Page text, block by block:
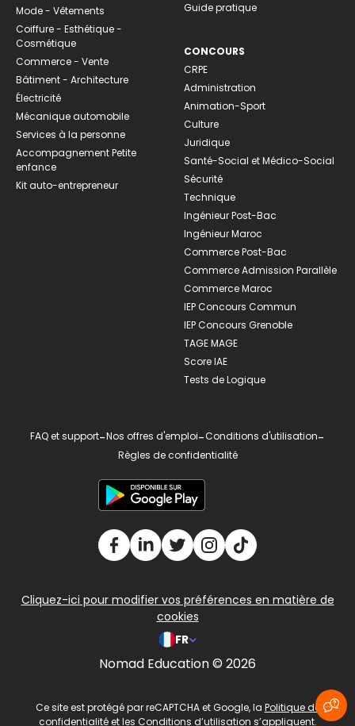
Mode - Vêtements
Coiffure - Esthétique -
Cosmétique
Commerce - Vente
Bâtiment - Architecture
Électricité
Mécanique automobile
Services à la personne
Accompagnement Petite
enfance
Kit auto-entrepreneur
Guide pratique
CONCOURS
CRPE
Administration
Animation-Sport
Culture
Juridique
Santé-Social et Médico-Social
Sécurité
Technique
Ingénieur Post-Bac
Ingénieur Maroc
Commerce Post-Bac
Commerce Admission Parallèle
Commerce Maroc
IEP Concours Commun
IEP Concours Grenoble
TAGE MAGE
Score IAE
Tests de Logique
FAQ et support-Nos offres d'emploi-Conditions d'utilisation-
Règles de confidentialité
Cliquez-ici pour modifier vos préférences en matière de
cookies
FR
Nomad Education © 2026
Ce site est protégé par reCAPTCHA et Google, la Politique de
confidentialitéet les Conditions d’utilisation s’appliquent.